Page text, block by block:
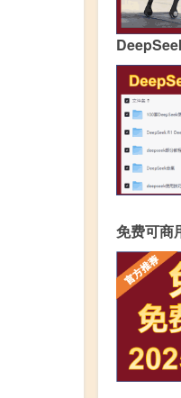
免费可商